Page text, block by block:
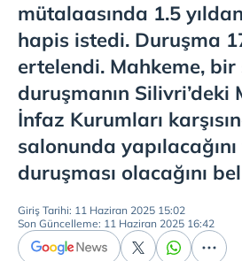
mütalaasında 1.5
hapis istedi. Duruşma
ertelendi. Mahkeme,
duruşmanın Silivri’deki
İnfaz Kurumları
salonunda
duruşması olacağını
Giriş Tarihi: 11 Haziran 2025 15:02
Son Güncelleme: 11 Haziran 2025 16:42